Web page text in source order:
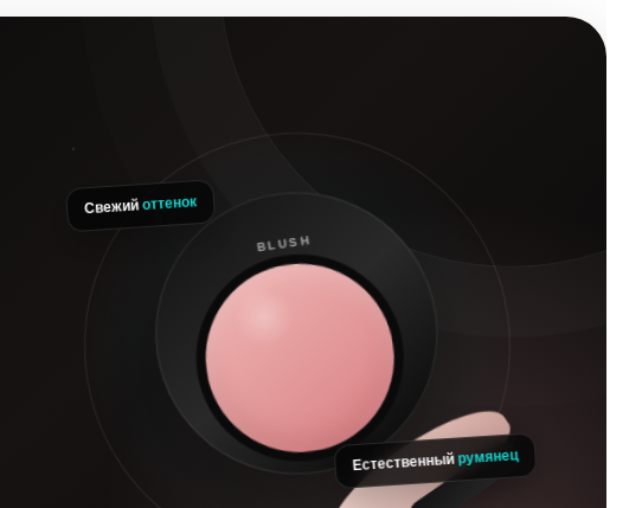
Свежийоттенок
Естественныйрумянец